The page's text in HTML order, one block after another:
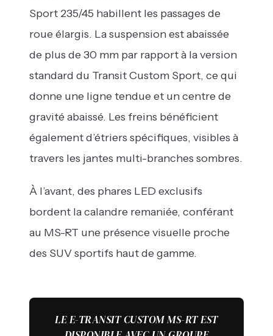
Sport 235/45 habillent les passages de
roue élargis. La suspension est abaissée
de plus de 30 mm par rapport à la version
standard du Transit Custom Sport, ce qui
donne une ligne tendue et un centre de
gravité abaissé. Les freins bénéficient
également d’étriers spécifiques, visibles à
travers les jantes multi-branches sombres.
À l’avant, des phares LED exclusifs
bordent la calandre remaniée, conférant
au MS-RT une présence visuelle proche
des SUV sportifs haut de gamme.
LE E-TRANSIT CUSTOM MS-RT EST